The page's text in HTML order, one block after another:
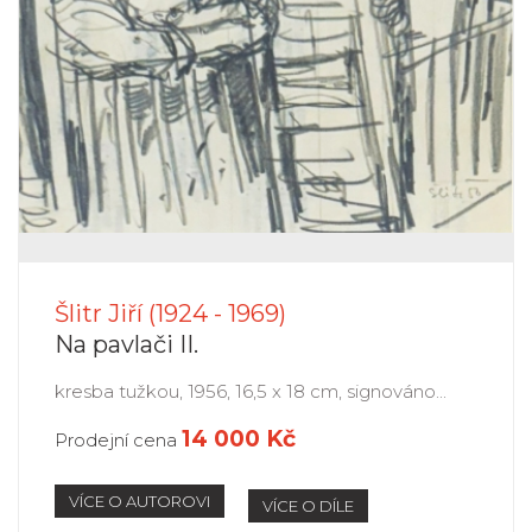
Šlitr Jiří (1924 - 1969)
Na pavlači II.
kresba tužkou, 1956, 16,5 x 18 cm, signováno...
Prodejní cena 14 000 Kč
VÍCE O AUTOROVI VÍCE O DÍLE